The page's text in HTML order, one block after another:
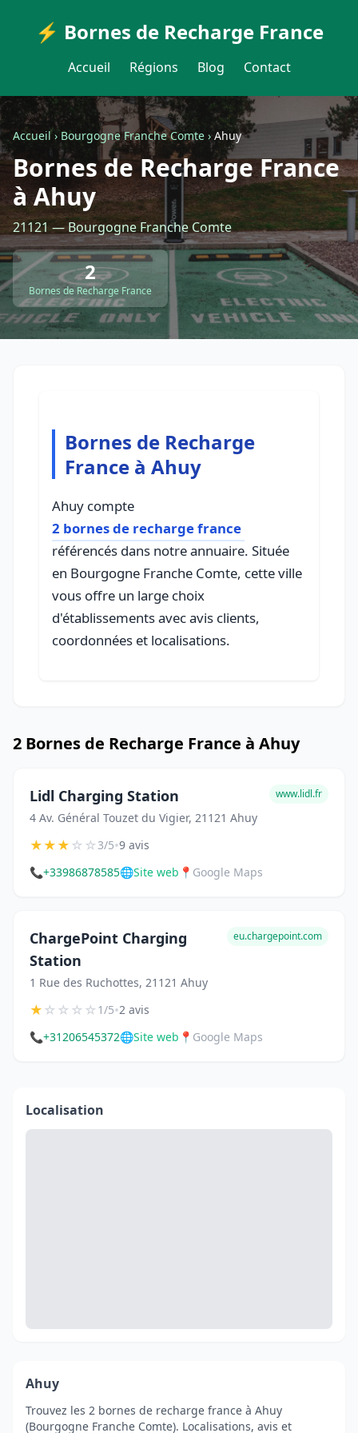
⚡ Bornes de Recharge France
Accueil Régions Blog Contact
Accueil›Bourgogne Franche Comte ›Ahuy
Bornes de Recharge France
à Ahuy
21121 — Bourgogne Franche Comte
2
Bornes de Recharge France
Bornes de Recharge
France à Ahuy
Ahuy compte
2 bornes de recharge france
référencés dans notre annuaire. Située
en Bourgogne Franche Comte, cette ville
vous offre un large choix
d'établissements avec avis clients,
coordonnées et localisations.
2 Bornes de Recharge France à Ahuy
Lidl Charging Station
4 Av. Général Touzet du Vigier, 21121 Ahuy
www.lidl.fr
★★★☆☆3/5•9 avis
📞+33986878585🌐Site web 📍 Google Maps
ChargePoint Charging
Station
1 Rue des Ruchottes, 21121 Ahuy
eu.chargepoint.com
★☆☆☆☆1/5•2 avis
📞+31206545372🌐Site web 📍 Google Maps
Localisation
Ahuy
Trouvez les 2 bornes de recharge france à Ahuy
(Bourgogne Franche Comte). Localisations, avis et